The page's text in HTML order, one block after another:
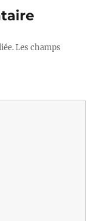
Les champs